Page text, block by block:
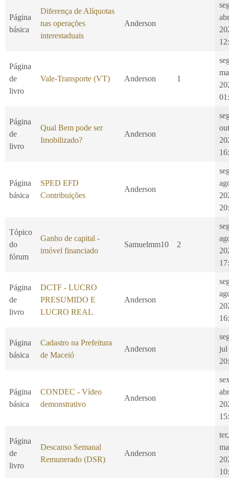
Página
básica
Diferença de Alíquotas
nas operações
interestaduais
Anderson
abr
Página
de
livro
Vale-Transporte (VT) Anderson 1
Página
de
livro
Qual Bem pode ser
Imobilizado?
Anderson
out
Página
básica
SPED EFD
Contribuições
Anderson
Tópico
do
fórum
Ganho de capital -
imóvel financiado
Samuelmm10 2
Página
de
livro
DCTF - LUCRO
PRESUMIDO E
LUCRO REAL
Anderson
Página
básica
Cadastro na Prefeitura
de Maceió
Anderson
jul
Página
básica
CONDEC - Vídeo
demonstrativo
Anderson
abr
Página
de
livro
Descanso Semanal
Remunerado (DSR)
Anderson